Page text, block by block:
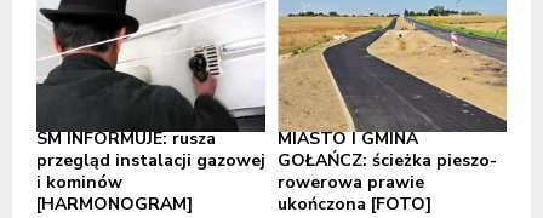
SM INFORMUJE: rusza
przegląd instalacji gazowej
i kominów
[HARMONOGRAM]
MIASTO I GMINA
GOŁAŃCZ: ścieżka pieszo-
rowerowa prawie
ukończona [FOTO]